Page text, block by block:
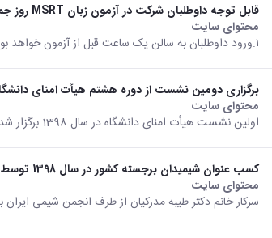
قابل توجه داوطلبان شرکت در آزمون زبان MSRT روز جمعه مورخ ۹8/۵/18 دانشگاه بوعلی سینا
محتوای سایت
۱.ورود داوطلبان به سالن یک ساعت قبل از آزمون خواهد بود.
برگزاری دومین نشست از دوره هشتم هیأت امنای
محتوای سایت
اولین نشست هیأت امنای دانشگاه در سال 1398 برگزار شد.
کسب عنوان شیمیدان برجسته کشور در سال 1398 توسط عضو هیات علمی دانشگاه بوعلی سینا
محتوای سایت
سرکار خانم دکتر طیبه مدرکیان از طرف انجمن شیمی